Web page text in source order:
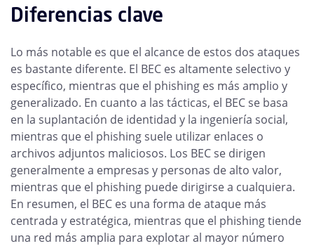
Diferencias clave
Lo más notable es que el alcance de estos dos ataques
es bastante diferente. El BEC es altamente selectivo y
específico, mientras que el phishing es más amplio y
generalizado. En cuanto a las tácticas, el BEC se basa
en la suplantación de identidad y la ingeniería social,
mientras que el phishing suele utilizar enlaces o
archivos adjuntos maliciosos. Los BEC se dirigen
generalmente a empresas y personas de alto valor,
mientras que el phishing puede dirigirse a cualquiera.
En resumen, el BEC es una forma de ataque más
centrada y estratégica, mientras que el phishing tiende
una red más amplia para explotar al mayor número